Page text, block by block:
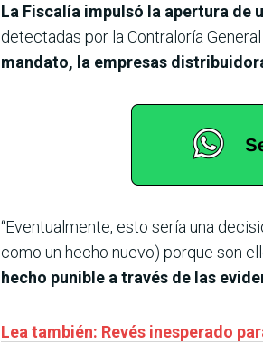
La Fiscalía impulsó la apertura de
detecta­das por la Contraloría
mandato, la empresas
“Eventualmente, esto sería una
como un hecho nuevo) porque son
hecho punible a través de las
Lea también: Revés inesperado